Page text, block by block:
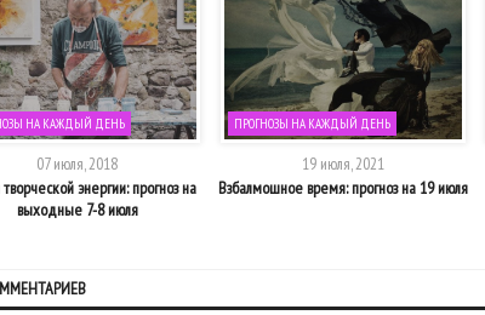
НА КАЖДЫЙ ДЕНЬ
07 июля, 2018
энергии: прогноз на
выходные 7-8 июля
ПРОГНОЗЫ НА КАЖДЫЙ ДЕНЬ
19 июля, 2021
Взбалмошное время: прогноз на 19 июля